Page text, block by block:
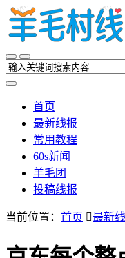
首页
最新线报
常用教程
60s新闻
羊毛团
投稿线报
当前位置： 首页 最新